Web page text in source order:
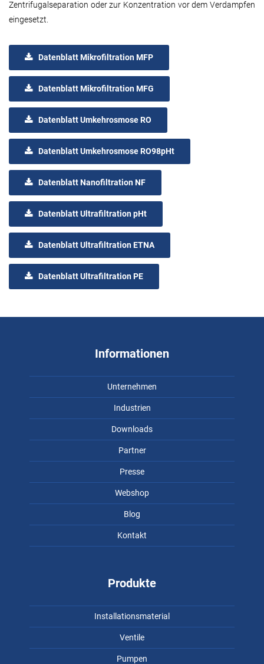
Zentrifugalseparation oder zur Konzentration vor dem Verdampfen
eingesetzt.
Datenblatt Mikrofiltration MFP
Datenblatt Mikrofiltration MFG
Datenblatt Umkehrosmose RO
Datenblatt Umkehrosmose RO98pHt
Datenblatt Nanofiltration NF
Datenblatt Ultrafiltration pHt
Datenblatt Ultrafiltration ETNA
Datenblatt Ultrafiltration PE
Informationen
Unternehmen
Industrien
Downloads
Partner
Presse
Webshop
Blog
Kontakt
Produkte
Installationsmaterial
Ventile
Pumpen